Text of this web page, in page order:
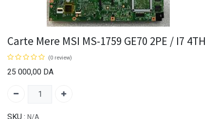
Carte Mere MSI MS-1759 GE70 2PE / I7 4TH
(0 review)
25 000,00 DA
SKU : N/A